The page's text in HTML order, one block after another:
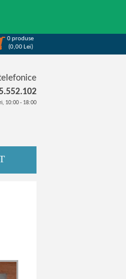
0produse
(0,00 Lei)
10:00 - 18:00